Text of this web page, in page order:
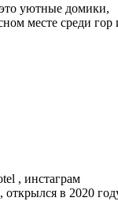
уютные домики,
месте среди гор
, инстаграм
в 2020